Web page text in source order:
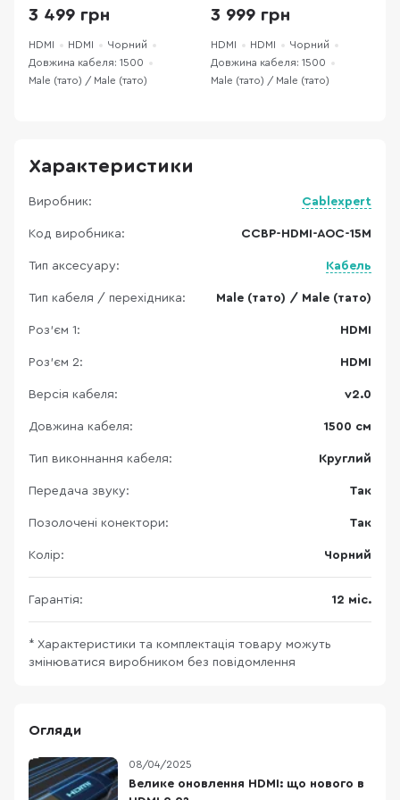
3 499 грн
HDMI HDMI
Чорний
Довжина кабеля: 1500
Male (тато) / Male (тато)
3 999 грн
HDMI HDMI
Чорний
Довжина кабеля: 1500
Male (тато) / Male (тато)
Характеристики
Виробник: Cablexpert
Код виробника: CCBP-HDMI-AOC-15M
Тип аксесуару: Кабель
Тип кабеля / перехідника: Male (тато) / Male (тато)
Роз'єм 1: HDMI
Роз'єм 2: HDMI
Версія кабеля: v2.0
Довжина кабеля: 1500 см
Тип виконнання кабеля: Круглий
Передача звуку: Так
Позолочені конектори: Так
Колір: Чорний
Гарантія: 12 міс.
* Характеристики та комплектація товару можуть
змінюватися виробником без повідомлення
Огляди
08/04/2025
Велике оновлення HDMI: що нового в